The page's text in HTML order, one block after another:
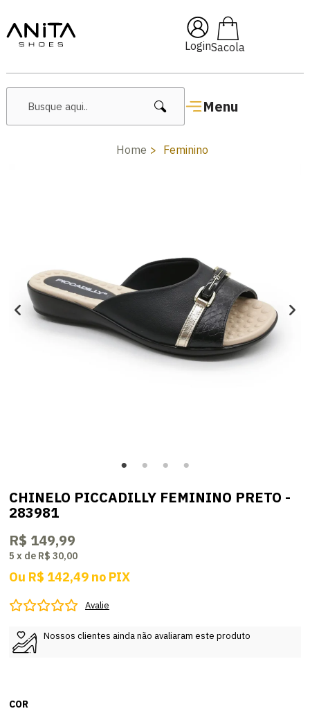
Login
Menu
🔥 Lançamentos Femininos
Home Feminino
CHINELO PICCADILLY FEMININO PRETO -
283981
R$ 149,99
5 x de R$ 30,00
Ou R$ 142,49 no PIX
Avalie
Nossos clientes ainda não avaliaram este produto
COR